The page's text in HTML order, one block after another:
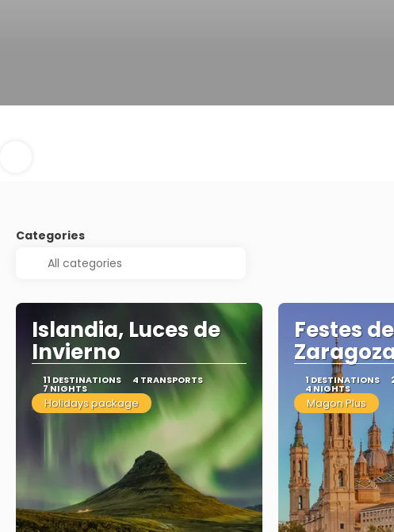
Categories
Islandia, Luces de
Invierno
11 DESTINATIONS 4 TRANSPORTS
7 NIGHTS
Holidays package
Festes
1 DESTINATIONS
4 NIGHTS
Magon Plus